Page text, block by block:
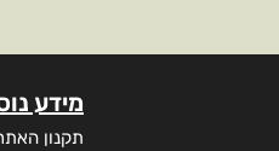
מידע
תקנון